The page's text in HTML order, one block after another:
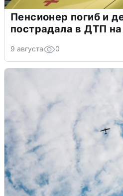
Пенсионер погиб и
пострадала в ДТП
9 августа 0